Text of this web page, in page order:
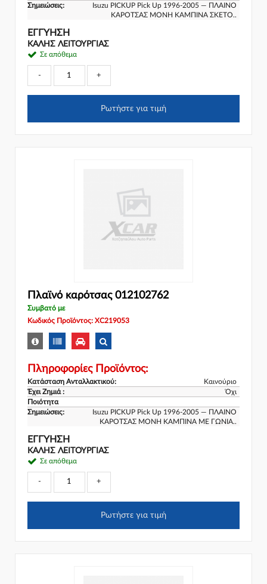
Σημειώσεις:
Isuzu PICKUP Pick Up 1996-2005 — ΠΛΑΙΝΟ
ΚΑΡΟΤΣΑΣ ΜΟΝΗ ΚΑΜΠΙΝΑ ΣΚΕΤΟ..
ΕΓΓΎΗΣΗ
ΚΑΛΗΣ ΛΕΙΤΟΥΡΓΙΑΣ
Σε απόθεμα
- +
Ρωτήστε για τιμή
Πλαϊνό καρότσας 012102762
Συμβατό με
Κωδικός Προϊόντος: XC219053
Πληροφορίες Προϊόντος:
Κατάσταση Ανταλλακτικού:
Καινούριο
Έχει Ζημιά :
Όχι
Ποιότητα
Σημειώσεις:
Isuzu PICKUP Pick Up 1996-2005 — ΠΛΑΙΝΟ
ΚΑΡΟΤΣΑΣ ΜΟΝΗ ΚΑΜΠΙΝΑ ΜΕ ΓΩΝΙΑ..
ΕΓΓΎΗΣΗ
ΚΑΛΗΣ ΛΕΙΤΟΥΡΓΙΑΣ
Σε απόθεμα
- +
Ρωτήστε για τιμή